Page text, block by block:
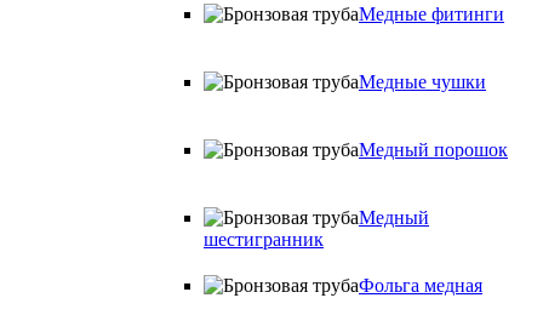
Медные фитинги
Медные чушки
Медный порошок
Медный
шестигранник
Фольга медная